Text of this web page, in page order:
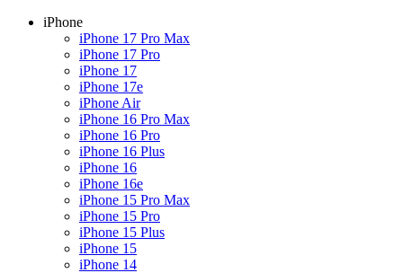
iPhone
iPhone 17 Pro Max
iPhone 17 Pro
iPhone 17
iPhone 17e
iPhone Air
iPhone 16 Pro Max
iPhone 16 Pro
iPhone 16 Plus
iPhone 16
iPhone 16e
iPhone 15 Pro Max
iPhone 15 Pro
iPhone 15 Plus
iPhone 15
iPhone 14